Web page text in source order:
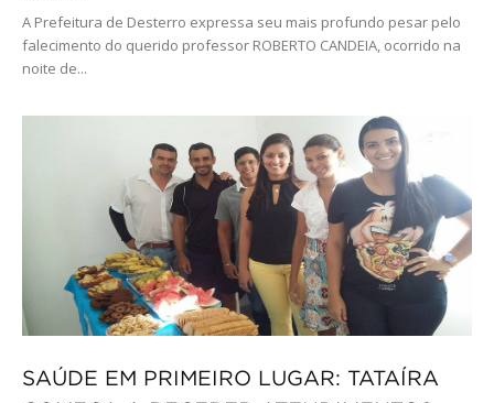
A Prefeitura de Desterro expressa seu mais profundo pesar pelo
falecimento do querido professor ROBERTO CANDEIA, ocorrido na
noite de...
SAÚDE EM PRIMEIRO LUGAR: TATAÍRA